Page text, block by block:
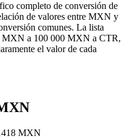
completo de conversión de
de valores entre MXN y
comunes. La lista
MXN a 100 000 MXN a CTR,
el valor de cada
MXN